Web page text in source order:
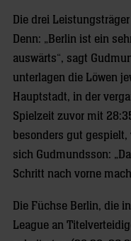
Die drei
Denn: „Berlin ist ein
auswärts“, sagt
unterlagen die Löwen
Hauptstadt, in der
Spielzeit zuvor mit
besonders gut gespielt,
sich Gudmundsson:
Schritt nach vorne
Die Füchse Berlin, die
League an